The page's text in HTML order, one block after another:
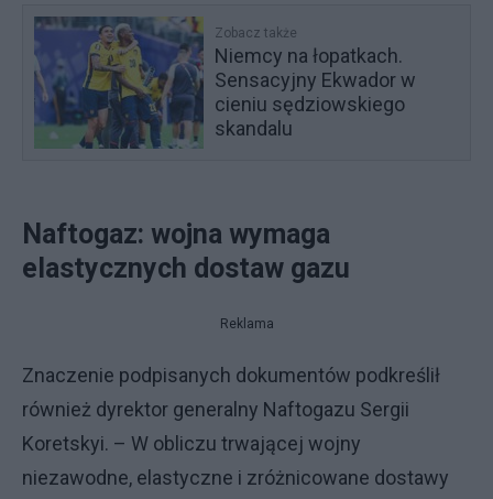
Zobacz także
Niemcy na łopatkach.
Sensacyjny Ekwador w
cieniu sędziowskiego
skandalu
Naftogaz: wojna wymaga
elastycznych dostaw gazu
Reklama
Znaczenie podpisanych dokumentów podkreślił
również dyrektor generalny Naftogazu Sergii
Koretskyi. – W obliczu trwającej wojny
niezawodne, elastyczne i zróżnicowane dostawy